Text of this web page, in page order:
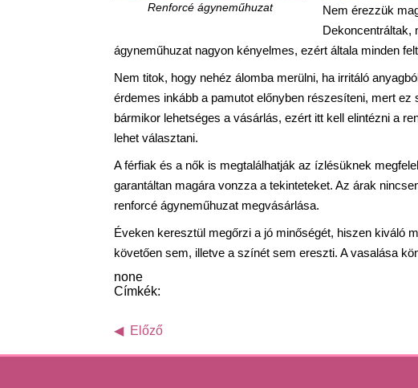
Renforcé ágyneműhuzat
Nem érezzük
Dekoncentráltak,
ágyneműhuzat nagyon kényelmes, ezért általa minden
Nem titok, hogy nehéz álomba merülni, ha irritáló
érdemes inkább a pamutot előnyben részesíteni, mert
bármikor lehetséges a vásárlás, ezért itt kell elintézni a
lehet választani.
A férfiak és a nők is megtalálhatják az ízlésüknek
garantáltan magára vonzza a tekinteteket. Az árak
renforcé ágyneműhuzat megvásárlása.
Éveken keresztül megőrzi a jó minőségét, hiszen kiváló
követően sem, illetve a színét sem ereszti. A vasalása
none
Címkék:
Előző